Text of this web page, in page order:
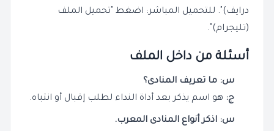
درايف)". للتحميل المباشر: اضغط "تحميل الملف
(تليجرام)".
أسئلة من داخل الملف
س: ما تعريف المنادى؟
ج: هو اسم يذكر بعد أداة النداء لطلب إقبال أو انتباه.
س: اذكر أنواع المنادى المعرب.